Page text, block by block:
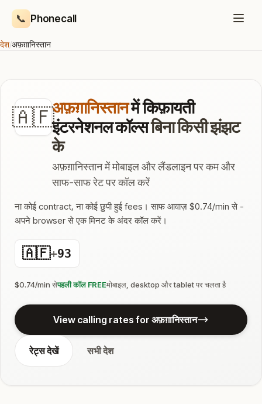
📞 Phonecall
देश/अफ़ग़ानिस्तान
🇦🇫अफ़ग़ानिस्तानमें किफ़ायती
इंटरनेशनल कॉल्सबिना किसी झंझट
के
अफ़ग़ानिस्तान में मोबाइल और लैंडलाइन पर कम और
साफ-साफ रेट पर कॉल करें
ना कोई contract, ना कोई छुपी हुई fees। साफ आवाज़ $0.74/min से -
अपने browser से एक मिनट के अंदर कॉल करें।
🇦🇫+93
$0.74/min सेपहली कॉल FREEमोबाइल, desktop और tablet पर चलता है
View calling rates for अफ़ग़ानिस्तान
रेट्स देखें सभी देश